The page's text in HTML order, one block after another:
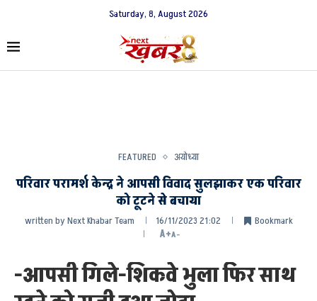
Saturday, 8, August 2026
FEATURED अयोध्या
परिवार परामर्श केन्द्र ने आपसी विवाद सुलझाकर एक परिवार
को टूटने से बचाया
written byNext Khabar Team 16/11/2023 21:02
Bookmark
A+A-
-आपसी गिले-शिकवे भुला फिर साथ